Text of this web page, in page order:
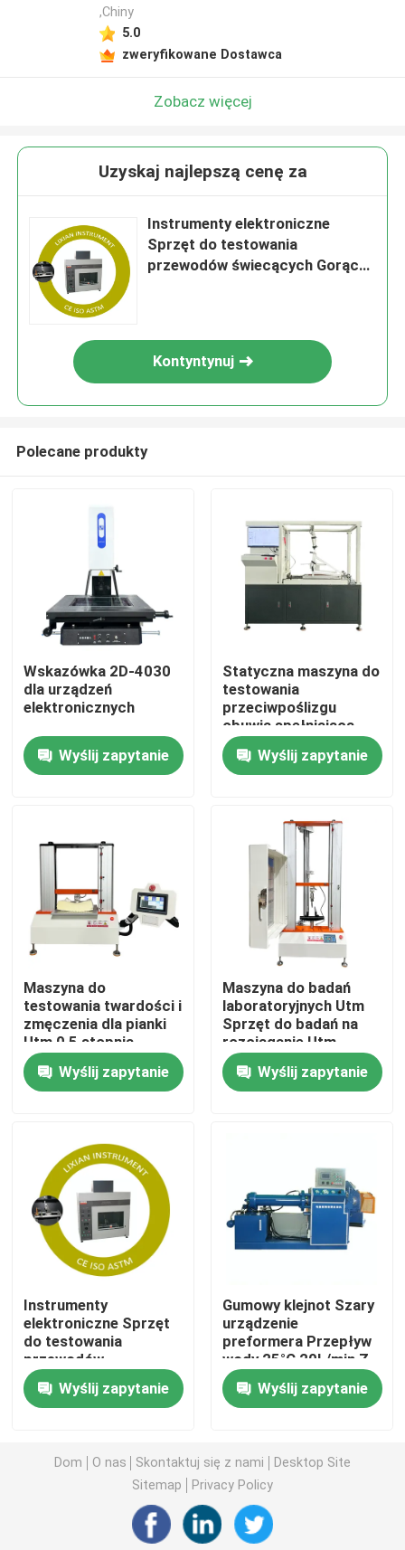
Dom
Produkty
Pokaz VR
Wycieczka po fabryce
Kontrola jakości
Aktualności
Sprawy
Uniwersalna maszyna testująca
Maszyna do testowania środowiska
Dynamiczna maszyna do wyważania
Maszyna do testowania gumy
Sprzęt do testowania tworzyw sztucznych w
przyrządy do testowania opakowań
,Chiny
5.0
zweryfikowane Dostawca
Zobacz więcej
Uzyskaj najlepszą cenę za
Instrumenty elektroniczne
Sprzęt do testowania
przewodów świecących Gorąco
Kontyntynuj
Polecane produkty
Wskazówka 2D-4030
dla urządzeń
elektronicznych
Wyślij zapytanie
Statyczna maszyna do
testowania
przeciwpoślizgu
obuwia spełniająca
standard ISO 13287
2007 sterowanie
komputerowe +
oprogramowanie
Wyślij zapytanie
Maszyna do
testowania twardości i
zmęczenia dla pianki
Utm 0,5 stopnia
dokładności ISO 2439
StandardWyślij zapytanie
Maszyna do badań
laboratoryjnych Utm
Sprzęt do badań na
rozciąganie Utm
Dokładność 0,5
stopnia Kauczuk i
Plasty Test na
Wyślij zapytanie
Instrumenty
elektroniczne Sprzęt
do testowania
przewodów
świecących Gorąco w
głębię 7 mm + 0,5 mm
(regulowalna) Klasa
Wyślij zapytanie
Gumowy klejnot Szary
urządzenie
preformera Przepływ
wody 25°C 20L/min Z
wysokiej
rozdzielczości
ekranem dotykowym
Wyślij zapytanie
Dom O nas Skontaktuj się z nami
Desktop Site
Sitemap
Privacy Policy